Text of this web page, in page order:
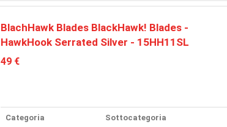
BlachHawk Blades BlackHawk! Blades -
HawkHook Serrated Silver - 15HH11SL
49 €
Categoria Sottocategoria